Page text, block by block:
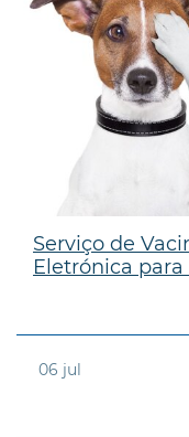
Serviço de
Eletrónica para
06 jul